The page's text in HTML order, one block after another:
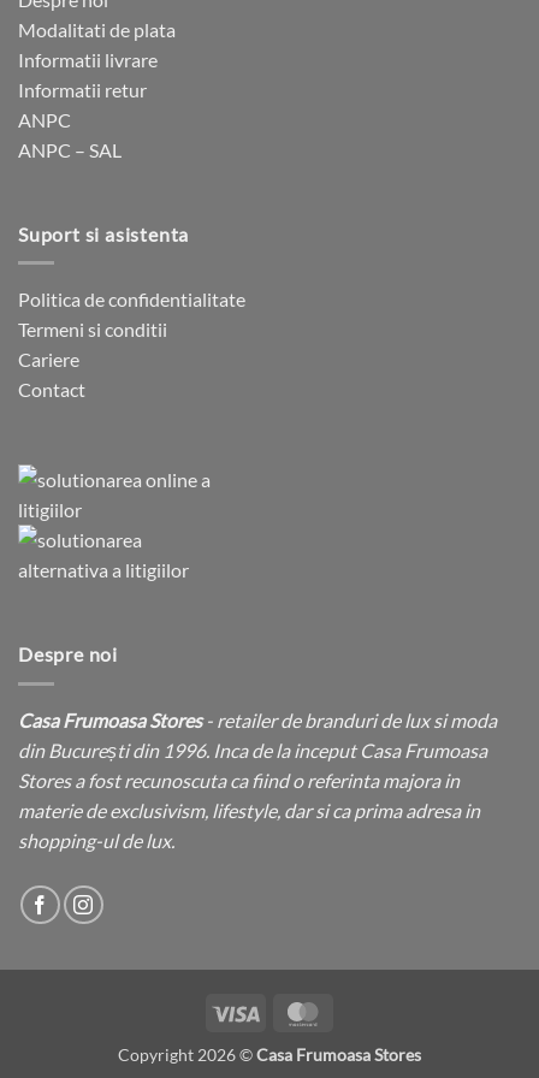
pot
fi
alese
în
Modalitati de plata
Informatii livrare
Informatii retur
ANPC
ANPC – SAL
Suport si asistenta
Politica de confidentialitate
Termeni si conditii
Cariere
Contact
Despre noi
Casa Frumoasa Stores- retailer de branduri de lux si moda
din București din 1996. Inca de la inceput Casa Frumoasa
Stores a fost recunoscuta ca fiind o referinta majora in
materie de exclusivism, lifestyle, dar si ca prima adresa in
shopping-ul de lux.
Visa
Copyright 2026 ©Casa Frumoasa Stores